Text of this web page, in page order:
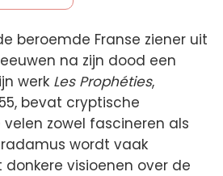
beroemde Franse ziener uit
na zijn dood een
werk Les Prophéties,
bevat cryptische
zowel fascineren als
wordt vaak
visioenen over de